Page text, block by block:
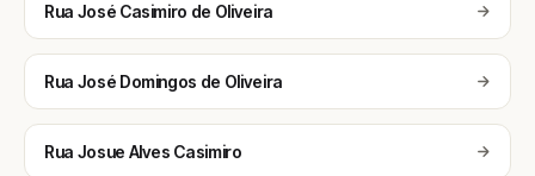
Rua José Casimiro de Oliveira
Rua José Domingos de Oliveira
Rua Josue Alves Casimiro